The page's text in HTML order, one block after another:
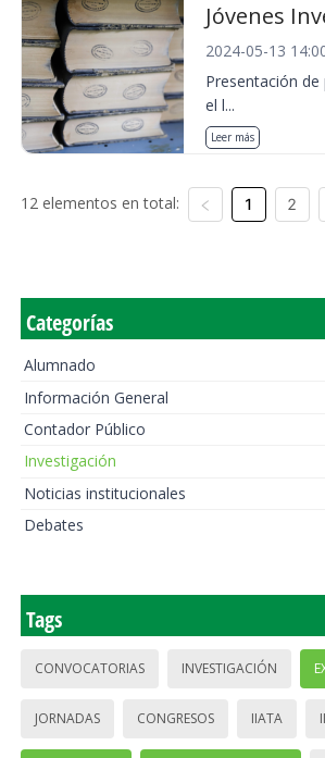
Jóvenes
2024-05-13
Presentación de
el l...
Leer más
12 elementos en total: 1 2
Categorías
Alumnado
Información General
Contador Público
Investigación
Noticias institucionales
Debates
Tags
CONVOCATORIAS INVESTIGACIÓN
JORNADAS CONGRESOS IIATA